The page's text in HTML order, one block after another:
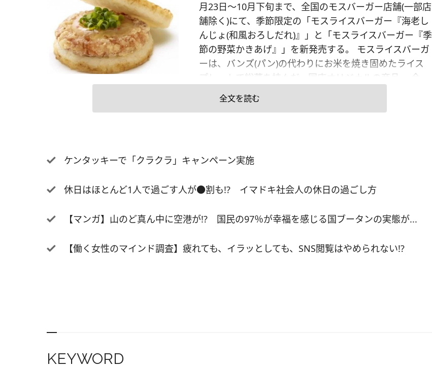
月23日～10月下旬まで、全国のモスバーガー店舗(一部店
舗除く)にて、季節限定の「モスライスバーガー『海老し
んじょ(和風おろしだれ)』」と「モスライスバーガー『季
節の野菜かきあげ』」を新発売する。 モスライスバーガ
ーは、バンズ(パン)の代わりにお米を焼き固めたライス
プレートで総菜を挟んだ、同店オリジナルの商品。 今
回、新発売する「モスライスバーガー『海老しんじょ(和
風おろしだれ)』」は、粗くすりつぶした海老に刻んだ玉
べるイメージで開発された「モスライスバーガー『季節
げにし、わさびのりソースをかけて挟んでいる。わさび
えた、同店オリジナル和風ソースとのこと。価格は280
中の「モスライスバーガー『海鮮かきあげ(塩だれ)』」の
全文を読む
ケンタッキーで「クラクラ」キャンペーン実施
休日はほとんど1人で過ごす人が●割も!? イマドキ社会人の休日の過ごし方
【マンガ】山のど真ん中に空港が!? 国民の97％が幸福を感じる国ブータンの実態が...
【働く女性のマインド調査】疲れても、イラッとしても、SNS閲覧はやめられない!?
KEYWORD